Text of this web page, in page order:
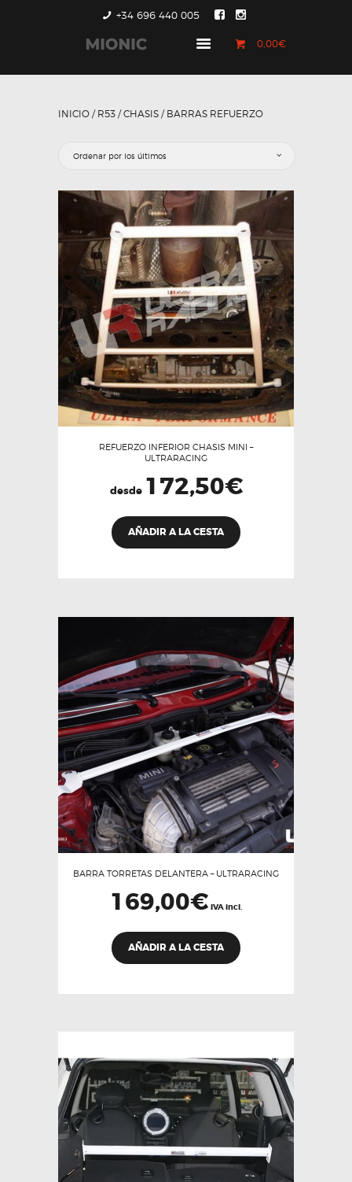
+34 696 440 005
0,00€
GENERACIÓN 1
COUNTRYMAN &
CONTACTO
INICIO / R53 /CHASIS / BARRAS REFUERZO
REFUERZO INFERIOR CHASIS MINI –
ULTRARACING
desde 172,50€
AÑADIR A LA CESTA
Las
opciones
se
pueden
elegir
en
la
página
de
producto
BARRA TORRETAS DELANTERA – ULTRARACING
169,00€ IVA incl.
AÑADIR A LA CESTA